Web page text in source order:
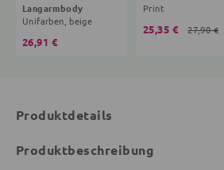
Langarmbody
Unifarben, beige
26,91 €
Print
25,35 € 27,90 €
Produktdetails
Produktbeschreibung